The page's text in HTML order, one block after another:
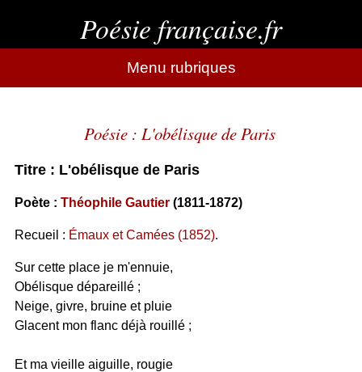
Poésie française.fr
Menu rubriques
Poésie : L'obélisque de Paris
Titre : L'obélisque de Paris
Poète : Théophile Gautier(1811-1872)
Recueil : Émaux et Camées (1852).
Sur cette place je m'ennuie,
Obélisque dépareillé ;
Neige, givre, bruine et pluie
Glacent mon flanc déjà rouillé ;
Et ma vieille aiguille, rougie